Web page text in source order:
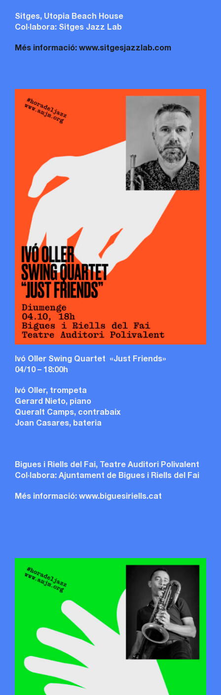
Sitges, Utopia Beach House
Col·labora: Sitges Jazz Lab
Més informació: www.sitgesjazzlab.com
Ivó Oller Swing Quartet «Just Friends»
04/10 – 18:00h
Ivó Oller, trompeta
Gerard Nieto, piano
Queralt Camps, contrabaix
Joan Casares, bateria
Bigues i Riells del Fai, Teatre Auditori Polivalent
Col·labora: Ajuntament de Bigues i Riells del Fai
Més informació: www.biguesiriells.cat